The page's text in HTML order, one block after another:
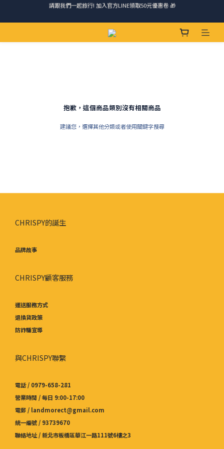
請跟我們一起旅行! 加入官方LINE領取50元優惠卷 🎁
請跟我們一起旅行! 加入官方LINE領取50元優惠卷 🎁
抱歉，這個商品類別沒有相關商品
建議您，選擇其他分類或者使用關鍵字搜尋
CHRISPY的誕生
品牌故事
CHRISPY顧客服務
運送服務方式
退換貨政策
防詐騙宣導
與CHRISPY聯繫
電話 / 0979-658-281
營業時間 / 每日 9:00-17:00
電郵 / landmorect@gmail.com
統一編號 / 93739670
聯絡地址 / 新北市板橋區華江一路111號6樓之3